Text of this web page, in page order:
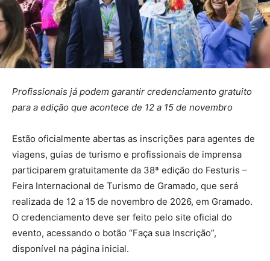
Profissionais já podem garantir credenciamento gratuito
para a edição que acontece de 12 a 15 de novembro
Estão oficialmente abertas as inscrições para agentes de
viagens, guias de turismo e profissionais de imprensa
participarem gratuitamente da 38ª edição do Festuris –
Feira Internacional de Turismo de Gramado, que será
realizada de 12 a 15 de novembro de 2026, em Gramado.
O credenciamento deve ser feito pelo site oficial do
evento, acessando o botão “Faça sua Inscrição”,
disponível na página inicial.